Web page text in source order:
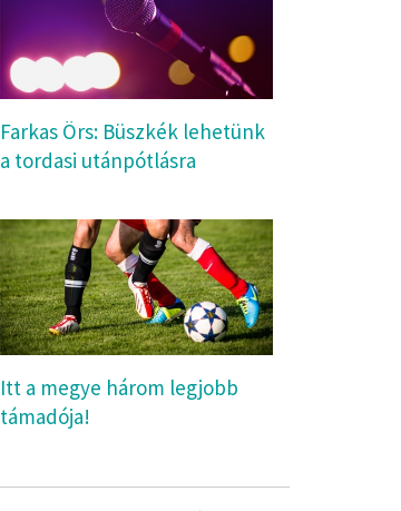
Farkas Örs: Büszkék lehetünk
a tordasi utánpótlásra
Itt a megye három legjobb
támadója!